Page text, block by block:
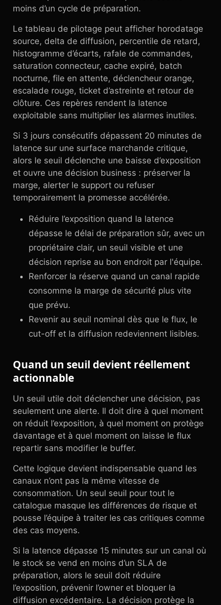
moins d’un cycle de préparation.
Le tableau de pilotage peut afficher horodatage
source, delta de diffusion, percentile de retard,
histogramme d’écarts, rafale de commandes,
saturation connecteur, cache expiré, batch
nocturne, file en attente, déclencheur orange,
escalade rouge, ticket d’astreinte et retour de
clôture. Ces repères rendent la latence
exploitable sans multiplier les alarmes inutiles.
Si 3 jours consécutifs dépassent 20 minutes de
latence sur une surface marchande critique,
alors le seuil déclenche une baisse d’exposition
et ouvre une décision business : préserver la
marge, alerter le support ou refuser
temporairement la promesse accélérée.
Réduire l’exposition quand la latence
dépasse le délai de préparation sûr, avec un
propriétaire clair, un seuil visible et une
décision reprise au bon endroit par l'équipe.
Renforcer la réserve quand un canal rapide
consomme la marge de sécurité plus vite
que prévu.
Revenir au seuil nominal dès que le flux, le
cut-off et la diffusion redeviennent lisibles.
Quand un seuil devient réellement
actionnable
Un seuil utile doit déclencher une décision, pas
seulement une alerte. Il doit dire à quel moment
on réduit l’exposition, à quel moment on protège
davantage et à quel moment on laisse le flux
repartir sans modifier le buffer.
Cette logique devient indispensable quand les
canaux n’ont pas la même vitesse de
consommation. Un seul seuil pour tout le
catalogue masque les différences de risque et
pousse l’équipe à traiter les cas critiques comme
des cas moyens.
Si la latence dépasse 15 minutes sur un canal où
le stock se vend en moins d’un SLA de
préparation, alors le seuil doit réduire
l’exposition, prévenir l’owner et bloquer la
diffusion excédentaire. La décision protège la